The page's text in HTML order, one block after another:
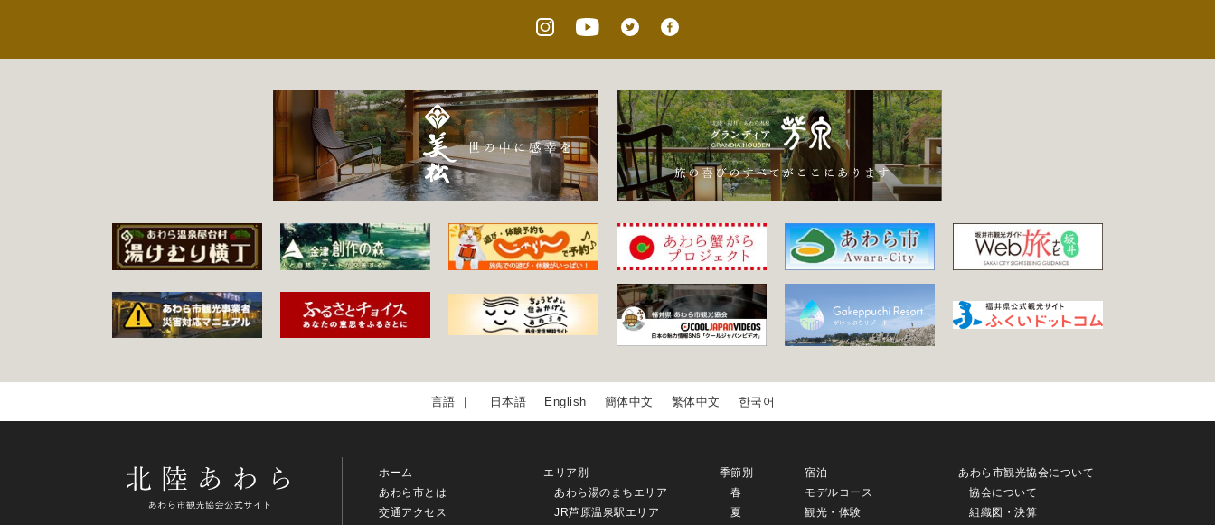
日本語 English 簡体中文 繁体中文 한국어
ホーム
あわら市とは
交通アクセス
エリア別
あわら湯のまちエリア
JR芦原温泉駅エリア
季節別
春
夏
宿泊
モデルコース
観光・体験
あわら市観光協会について
協会について
組織図・決算